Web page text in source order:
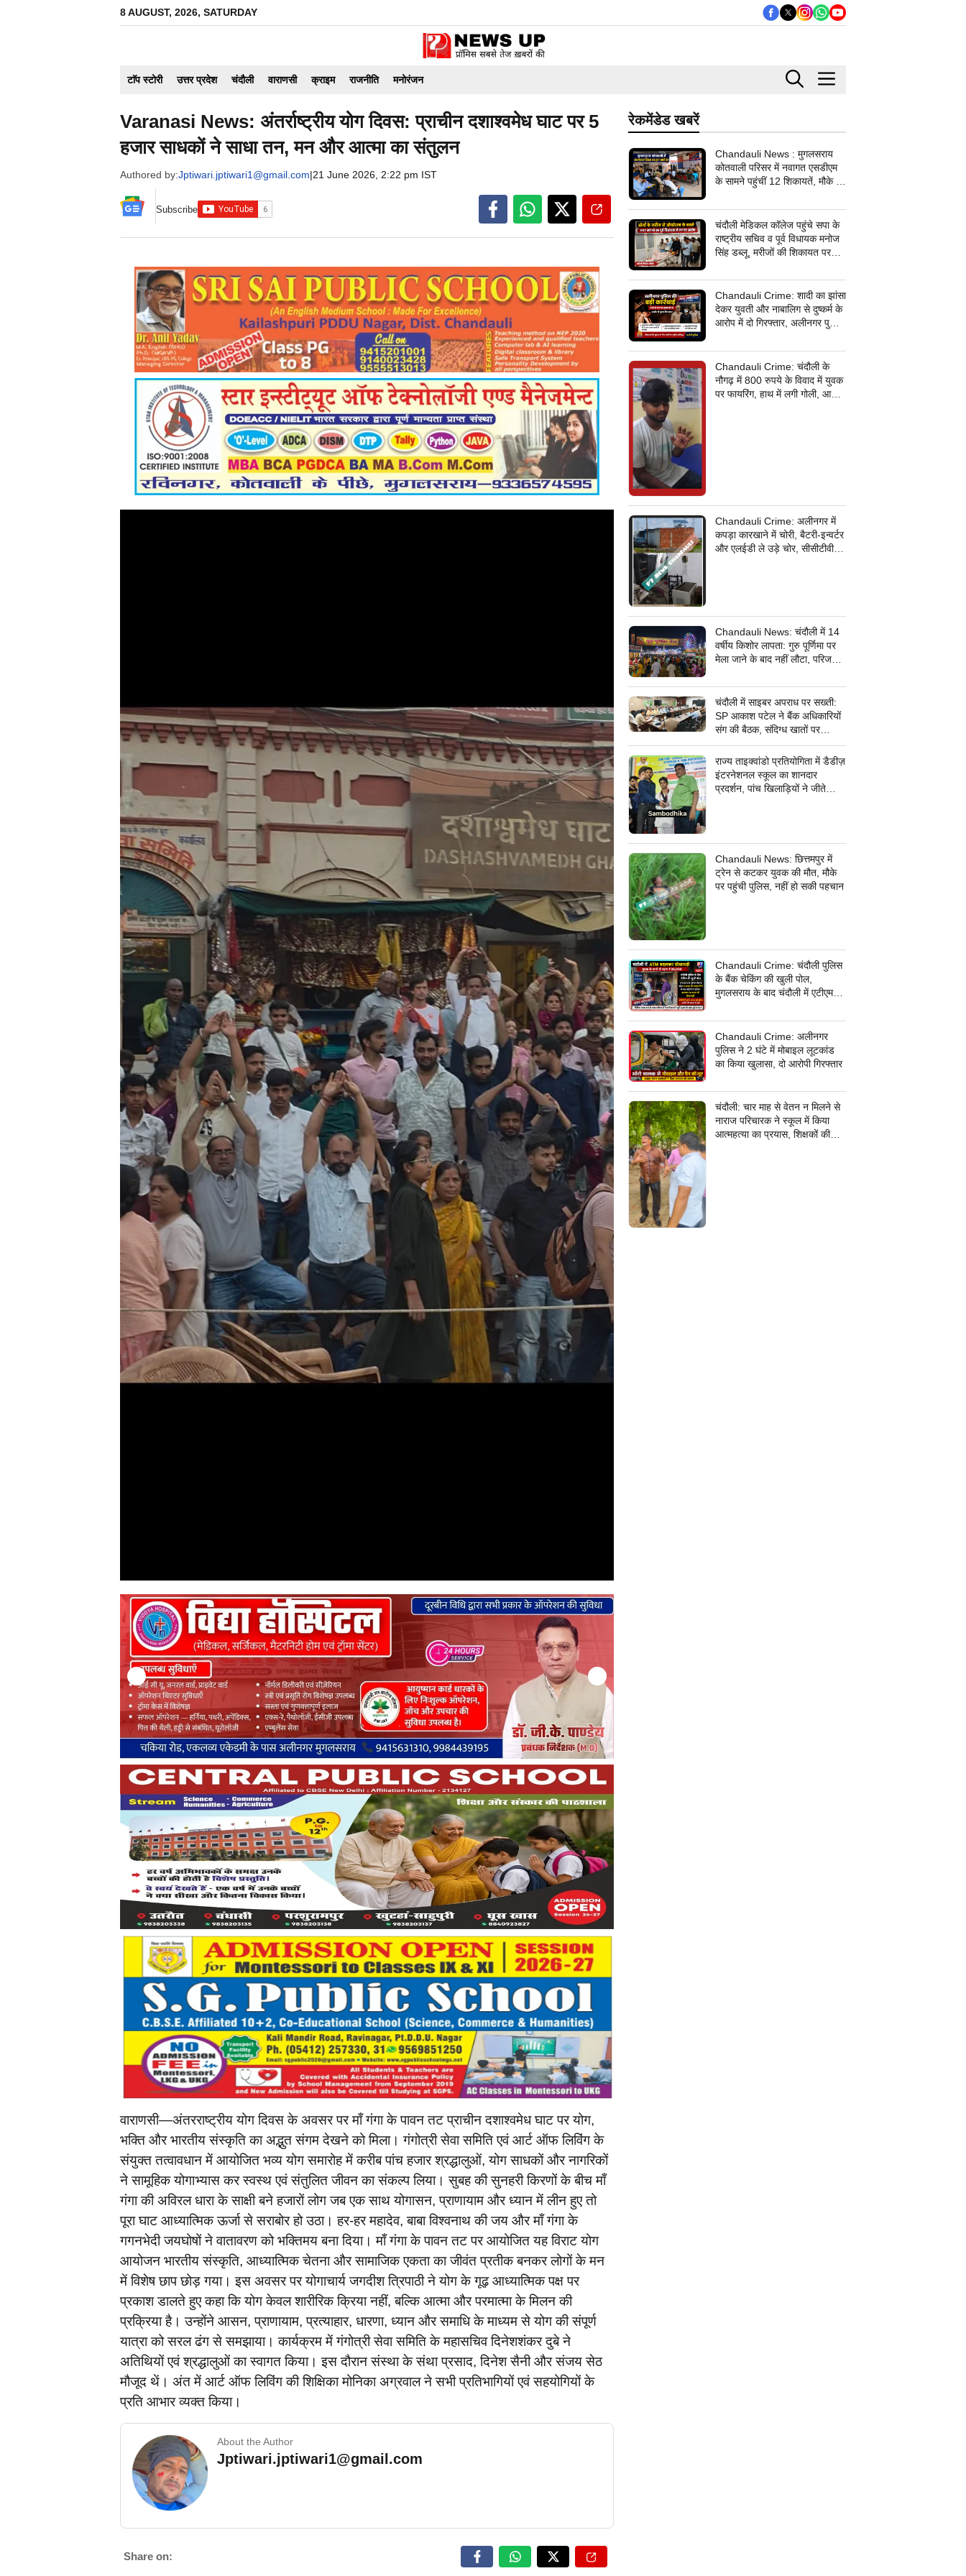
8 AUGUST, 2026, SATURDAY
टाॅप स्टोरी उत्तर प्रदेश चंदौली वाराणसी क्राइम राजनीति मनोरंजन
Varanasi News: अंतर्राष्ट्रीय योग दिवस: प्राचीन दशाश्वमेध घाट पर 5
हजार साधकों ने साधा तन, मन और आत्मा का संतुलन
Authored by:Jptiwari.jptiwari1@gmail.com|21 June 2026, 2:22 pm IST
Subscribe
वाराणसी—अंतरराष्ट्रीय योग दिवस के अवसर पर माँ गंगा के पावन तट प्राचीन दशाश्वमेध घाट पर योग,
भक्ति और भारतीय संस्कृति का अद्भुत संगम देखने को मिला। गंगोत्री सेवा समिति एवं आर्ट ऑफ लिविंग के
संयुक्त तत्वावधान में आयोजित भव्य योग समारोह में करीब पांच हजार श्रद्धालुओं, योग साधकों और नागरिकों
ने सामूहिक योगाभ्यास कर स्वस्थ एवं संतुलित जीवन का संकल्प लिया। सुबह की सुनहरी किरणों के बीच माँ
गंगा की अविरल धारा के साक्षी बने हजारों लोग जब एक साथ योगासन, प्राणायाम और ध्यान में लीन हुए तो
पूरा घाट आध्यात्मिक ऊर्जा से सराबोर हो उठा। हर-हर महादेव, बाबा विश्वनाथ की जय और माँ गंगा के
गगनभेदी जयघोषों ने वातावरण को भक्तिमय बना दिया। माँ गंगा के पावन तट पर आयोजित यह विराट योग
आयोजन भारतीय संस्कृति, आध्यात्मिक चेतना और सामाजिक एकता का जीवंत प्रतीक बनकर लोगों के मन
में विशेष छाप छोड़ गया। इस अवसर पर योगाचार्य जगदीश त्रिपाठी ने योग के गूढ़ आध्यात्मिक पक्ष पर
प्रकाश डालते हुए कहा कि योग केवल शारीरिक क्रिया नहीं, बल्कि आत्मा और परमात्मा के मिलन की
प्रक्रिया है। उन्होंने आसन, प्राणायाम, प्रत्याहार, धारणा, ध्यान और समाधि के माध्यम से योग की संपूर्ण
यात्रा को सरल ढंग से समझाया। कार्यक्रम में गंगोत्री सेवा समिति के महासचिव दिनेशशंकर दुबे ने
अतिथियों एवं श्रद्धालुओं का स्वागत किया। इस दौरान संस्था के संथा प्रसाद, दिनेश सैनी और संजय सेठ
मौजूद थें। अंत में आर्ट ऑफ लिविंग की शिक्षिका मोनिका अग्रवाल ने सभी प्रतिभागियों एवं सहयोगियों के
प्रति आभार व्यक्त किया।
About the Author
Jptiwari.jptiwari1@gmail.com
Share on:
रेकमेंडेड खबरें
Chandauli News : मुगलसराय
कोतवाली परिसर में नवागत एसडीएम
के सामने पहुंचीं 12 शिकायतें, मौके पर
तीन मामलों का निस्तारण
चंदौली मेडिकल कॉलेज पहुंचे सपा के
राष्ट्रीय सचिव व पूर्व विधायक मनोज
सिंह डब्लू, मरीजों की शिकायत पर
कॉलेज में धरना देने का किया ऐलान
Chandauli Crime: शादी का झांसा
देकर युवती और नाबालिग से दुष्कर्म के
आरोप में दो गिरफ्तार, अलीनगर पुलिस
Chandauli Crime: चंदौली के
नौगढ़ में 800 रुपये के विवाद में युवक
पर फायरिंग, हाथ में लगी गोली, आरोपी
Chandauli Crime: अलीनगर में
कपड़ा कारखाने में चोरी, बैटरी-इन्वर्टर
और एलईडी ले उड़े चोर, सीसीटीवी
Chandauli News: चंदौली में 14
वर्षीय किशोर लापता: गुरु पूर्णिमा पर
मेला जाने के बाद नहीं लौटा, परिजनों
गुमशुदगी
चंदौली में साइबर अपराध पर सख्ती:
SP आकाश पटेल ने बैंक अधिकारियों
संग की बैठक, संदिग्ध खातों पर
निगरानी के दिए निर्देश
राज्य ताइक्वांडो प्रतियोगिता में डैडीज़
इंटरनेशनल स्कूल का शानदार
प्रदर्शन, पांच खिलाड़ियों ने जीते
Chandauli News: छित्तमपुर में
ट्रेन से कटकर युवक की मौत, मौके
पर पहुंची पुलिस, नहीं हो सकी पहचान
Chandauli Crime: चंदौली पुलिस
के बैंक चेकिंग की खुली पोल,
मुगलसराय के बाद चंदौली में एटीएम
जांच में जुटी पुलिस
Chandauli Crime: अलीनगर
पुलिस ने 2 घंटे में मोबाइल लूटकांड
का किया खुलासा, दो आरोपी गिरफ्तार
चंदौली: चार माह से वेतन न मिलने से
नाराज परिचारक ने स्कूल में किया
आत्महत्या का प्रयास, शिक्षकों की